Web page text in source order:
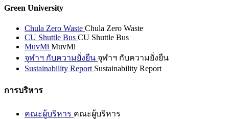
Green University
Chula Zero Waste Chula Zero Waste
CU Shuttle Bus CU Shuttle Bus
MuvMi MuvMi
จุฬาฯ กับความยั่งยืน จุฬาฯ กับความยั่งยืน
Sustainability Report Sustainability Report
การบริหาร
คณะผู้บริหาร คณะผู้บริหาร